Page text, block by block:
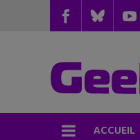
ACCUEIL